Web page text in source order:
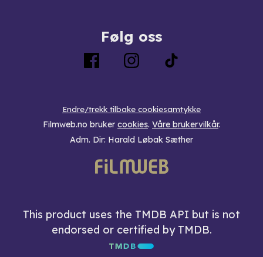
Følg oss
Endre/trekk tilbake cookiesamtykke
Filmweb.no bruker cookies. Våre brukervilkår.
Adm. Dir: Harald Løbak Sæther
This product uses the TMDB API but is not
endorsed or certified by TMDB.